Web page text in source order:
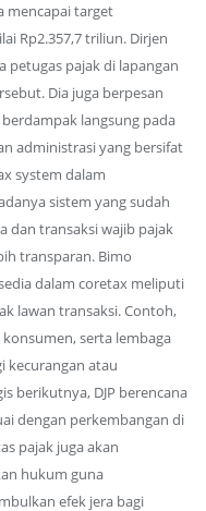
mencapai target
Rp2.357,7 triliun. Dirjen
petugas pajak di lapangan
Dia juga berpesan
langsung pada
administrasi yang bersifat
system dalam
sistem yang sudah
dan transaksi wajib pajak
transparan. Bimo
dalam coretax meliputi
lawan transaksi. Contoh,
serta lembaga
kecurangan atau
berikutnya, DJP berencana
dengan perkembangan di
pajak juga akan
hukum guna
efek jera bagi